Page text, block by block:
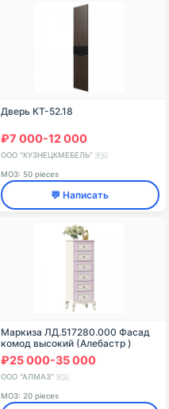
Дверь КТ-52.18
₽7 000-12 000
ООО "КУЗНЕЦКМЕБЕЛЬ" 🇷🇺
МОЗ: 50 pieces
💬 Написать
Маркиза ЛД.517280.000 Фасад
комод высокий (Алебастр )
₽25 000-35 000
ООО "АЛМАЗ" 🇷🇺
МОЗ: 20 pieces